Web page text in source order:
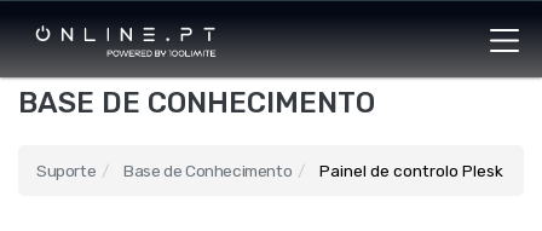
BASE DE CONHECIMENTO
Suporte Base de Conhecimento Painel de controlo Plesk